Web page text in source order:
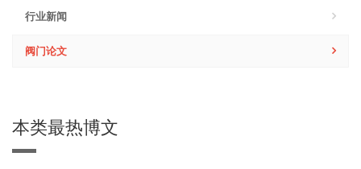
行业新闻
阀门论文
本类最热博文